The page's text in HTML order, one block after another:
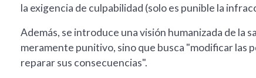
la exigencia de culpabilidad (solo es punible la
Además, se introduce una visión humanizada de la
meramente punitivo, sino que busca "modificar las
reparar sus consecuencias".